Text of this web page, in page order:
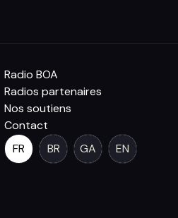
Radio BOA
Radios partenaires
Nos soutiens
Contact
FR
BR GA EN